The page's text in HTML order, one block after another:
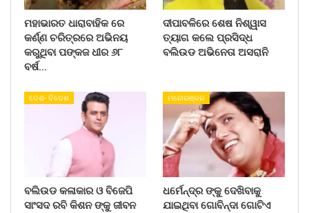
ମହାଭାରତ ଧାରାବାହିକ ରେ
କର୍ଣ୍ଣ ଚରିତ୍ରରେ ଅଭିନୟ
କରୁଥିବା ପଙ୍କଜ ଧୀର ୬୮
ବର୍ଷ…
ଦୀପାବଳିରେ ଶେଷ ନିଶ୍ୱାସ
ତ୍ୟାଗ କଲେ ପ୍ରସିଦ୍ଧ
ବଲିଉଡ ଅଭିନେତା ଅସରାନି
ଦେଶ- ବିଦେଶ
ବଲିଉଡ କଳାକାର ଓ ବିଜେପି
ସାଂସଦ ରବି କିଶନ ଙ୍କୁ ଜୀବନ
ମନୋରଞ୍ଜନ
ଧର୍ମେନ୍ଦ୍ର ଙ୍କୁ ଦେଖିବାକୁ
ଯାଇଥିବା ଗୋବିନ୍ଦା ଗୋଟିଏ